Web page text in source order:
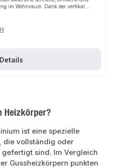
im Wohnraum. Dank der vertikal
stilvolles Erscheinungsbild, das sich
robuste Design und die einfache
einer zuverlässigen Wahl für jede
Details
Heizkörper?
ist eine spezielle
die vollständig oder
sind. Im Vergleich
Gussheizkörpern punkten